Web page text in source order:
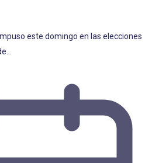
este domingo en las elecciones